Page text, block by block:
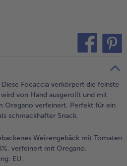
Focaccia verkörpert die feinste
von Hand ausgerollt und mit
Oregano verfeinert. Perfekt für ein
schmackhafter Snack.
Weizengebäck mit Tomaten
verfeinert mit Oregano.
EU.